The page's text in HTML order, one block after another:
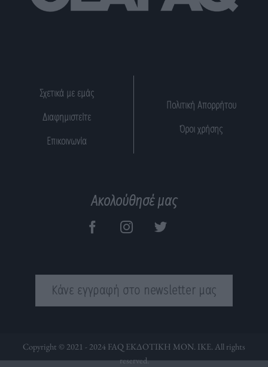
Σχετικά με εμάς
Διαφημιστείτε
Επικοινωνία
Πολιτική Απορρήτου
Όροι χρήσης
Ακολούθησέ μας
Κάνε εγγραφή στο newsletter μας
Copyright © 2021 - 2024 FAQ ΕΚΔΟΤΙΚΗ ΜΟΝ. ΙΚΕ. All rights
reserved.